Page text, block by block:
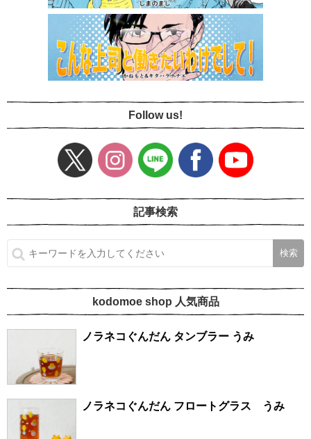
Follow us!
記事検索
kodomoe shop 人気商品
ノラネコぐんだん タンブラー うみ
ノラネコぐんだん フロートグラス うみ